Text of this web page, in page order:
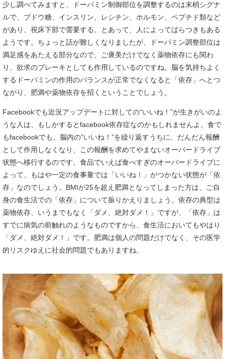
少し調べてみますと、ドーパミン制御部位を調整するのは末梢シグナ
ルで、ブドウ糖、インスリン、レシチン、ホルモン、ペプチド類など
があり、視床下部で需要する。とあって、人によってばらつきもある
ようです。ちょっと話が難しくなりましたが、ドーパミン調整部位は
満足感をあたえる部分なので、ご褒美だけでなく薬物依存にも関わ
り、欲求のブレーキとしても作用しているのですね。脳を気持ちよく
するドーパミンの作用のバランスが正常でなくなると「依存」へとつ
ながり、肥満や薬物依存を招くということでしょう。
Facebookでも近況アップデートに対しての“いいね！”が生きがいのよ
うな人は、もしかするとfacebook依存症なのかもしれませんよ。食で
もfacebookでも、脳内の”いいね！”を繰り返すうちに、だんだん報酬
として作用しなくなり、この報酬を求めてやまないオーバードライブ
状態へ移行するのです。食品でいえば食べすぎのオーバードライブに
よって、もはや一定の食事量では「いいね！」がつかない状態が「依
存」なのでしょう。BMIが25を超え肥満となってしまった方は、ご自
身の食生活での「依存」について振りかえりましょう。依存の典型は
薬物依存、いうまでもなく「ダメ、絶対ダメ！」ですが、「依存」は
すでに病気の前触れのようなものですから、食生活においてもやはり
「ダメ、絶対ダメ！」です。肥満は個人の問題だけでなく、その医学
的リスクゆえに社会的問題でもありますね。